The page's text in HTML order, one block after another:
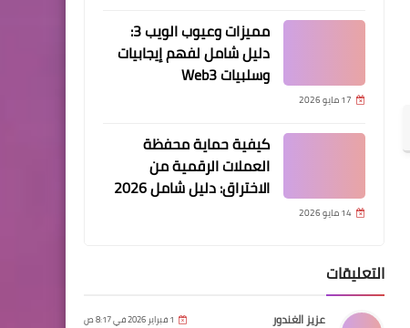
مميزات وعيوب الويب 3:
دليل شامل لفهم إيجابيات
وسلبيات Web3
17 مايو 2026
كيفية حماية محفظة
العملات الرقمية من
الاختراق: دليل شامل 2026
14 مايو 2026
التعليقات
عزيز الغندور 1 فبراير 2026 في 8:17 ص